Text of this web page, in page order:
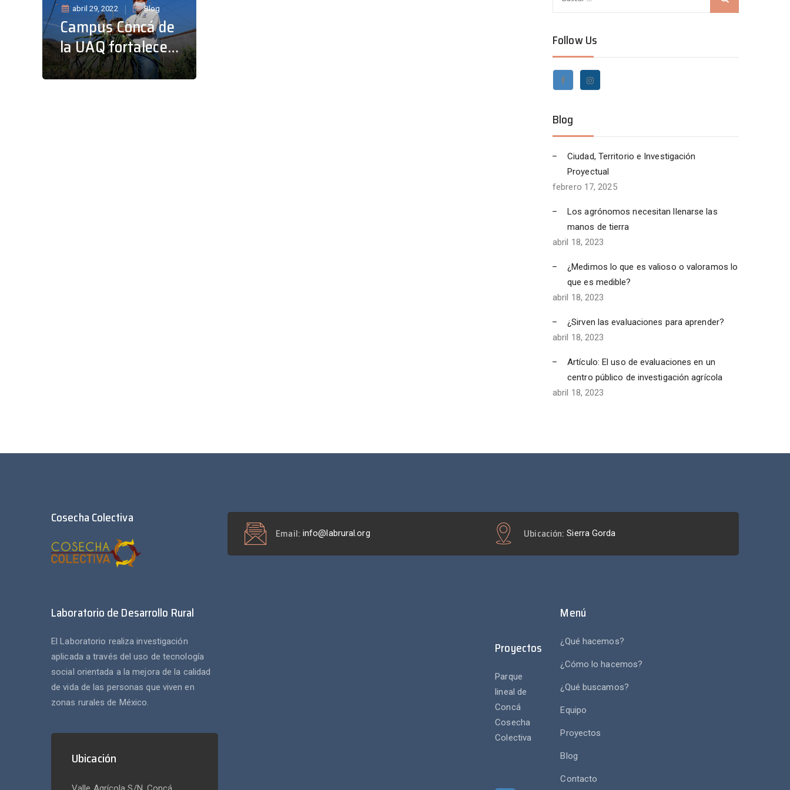
abril 29, 2022 Blog
Campus Concá de
la UAQ fortalece
proyectos de
investigación
c
r
Follow Us
Blog
Ciudad, Territorio e Investigación
Proyectual
febrero 17, 2025
Los agrónomos necesitan llenarse las
manos de tierra
abril 18, 2023
¿Medimos lo que es valioso o valoramos lo
que es medible?
abril 18, 2023
¿Sirven las evaluaciones para aprender?
abril 18, 2023
Artículo: El uso de evaluaciones en un
centro público de investigación agrícola
abril 18, 2023
Cosecha Colectiva
Email: info@labrural.org Ubicación: Sierra Gorda
Laboratorio de Desarrollo Rural
El Laboratorio realiza investigación
aplicada a través del uso de tecnología
social orientada a la mejora de la calidad
de vida de las personas que viven en
zonas rurales de México.
Ubicación
Proyectos
Parque
lineal de
Concá
Cosecha
Colectiva
Menú
¿Qué hacemos?
¿Cómo lo hacemos?
¿Qué buscamos?
Equipo
Proyectos
Blog
Contacto